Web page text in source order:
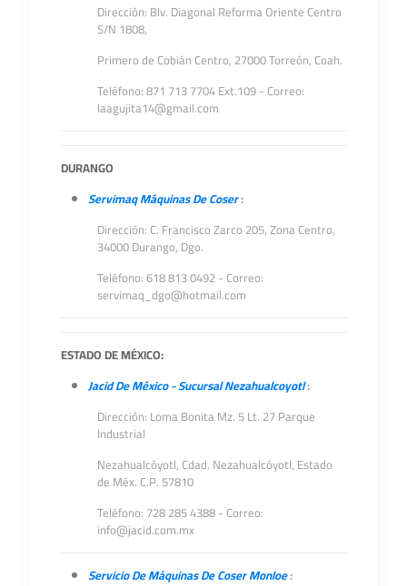
Dirección: Blv. Diagonal Reforma Oriente Centro
S/N 1808,
Primero de Cobián Centro, 27000 Torreón, Coah.
Teléfono: 871 713 7704 Ext.109 - Correo:
laagujita14@gmail.com
DURANGO
Servimaq Máquinas De Coser:
Dirección: C. Francisco Zarco 205, Zona Centro,
34000 Durango, Dgo.
Teléfono: 618 813 0492 - Correo:
servimaq_dgo@hotmail.com
ESTADO DE MÉXICO:
Jacid De México - Sucursal Nezahualcoyotl:
Dirección: Loma Bonita Mz. 5 Lt. 27 Parque
Industrial
Nezahualcóyotl, Cdad. Nezahualcóyotl, Estado
de Méx. C.P. 57810
Teléfono: 728 285 4388 - Correo:
info@jacid.com.mx
Servicio De Máquinas De Coser Monloe: